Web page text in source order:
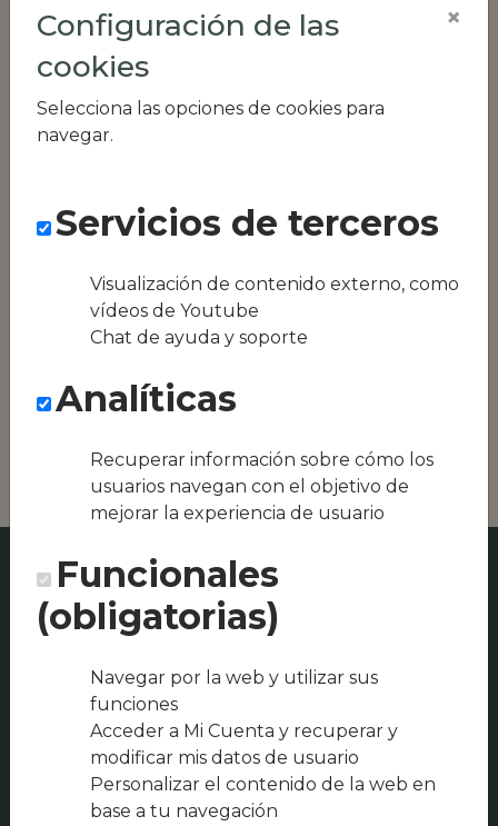
Cambio de menú
semanalmente
Factura única
Acceso individual
empleados
Panel de control
RR.HH
equipos híbridos
Conseguimos la
zona, como podría
ser LA PIZZARRA
Configuración de las
cookies
Selecciona las opciones de cookies para
navegar.
×
Servicios de terceros
Visualización de contenido externo, como
vídeos de Youtube
Chat de ayuda y soporte
Analíticas
Recuperar información sobre cómo los
usuarios navegan con el objetivo de
mejorar la experiencia de usuario
Funcionales
(obligatorias)
Navegar por la web y utilizar sus
funciones
Acceder a Mi Cuenta y recuperar y
modificar mis datos de usuario
Personalizar el contenido de la web en
base a tu navegación